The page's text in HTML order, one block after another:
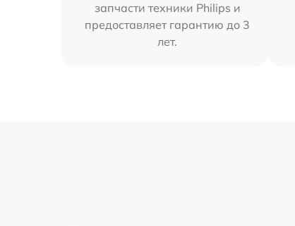
запчасти техники Philips и
предоставляет гарантию до 3
лет.